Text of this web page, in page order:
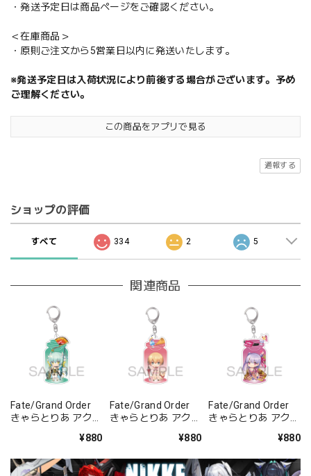
・発送予定日は商品ページをご確認ください。
＜在庫商品＞
・原則ご注文から5営業日以内に発送いたします。
※発送予定日は入荷状況により前後する場合がございます。予め
ご理解ください。
この商品をアプリで見る
通報する
ショップの評価
すべて 334 2 5
関連商品
Fate/Grand Order
きゃらとりあ アクリ
¥880
Fate/Grand Order
きゃらとりあ アクリ
¥880
Fate/Grand Order
きゃらとりあ アクリ
バー/パッションリ
¥880